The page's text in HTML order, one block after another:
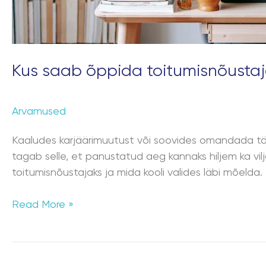
Kus saab õppida
Arvamused
Kaaludes karjäärimuutust või soovides omandada
tagab selle, et panustatud aeg kannaks hiljem ka
toitumisnõustajaks ja mida kooli valides läbi
Read More »